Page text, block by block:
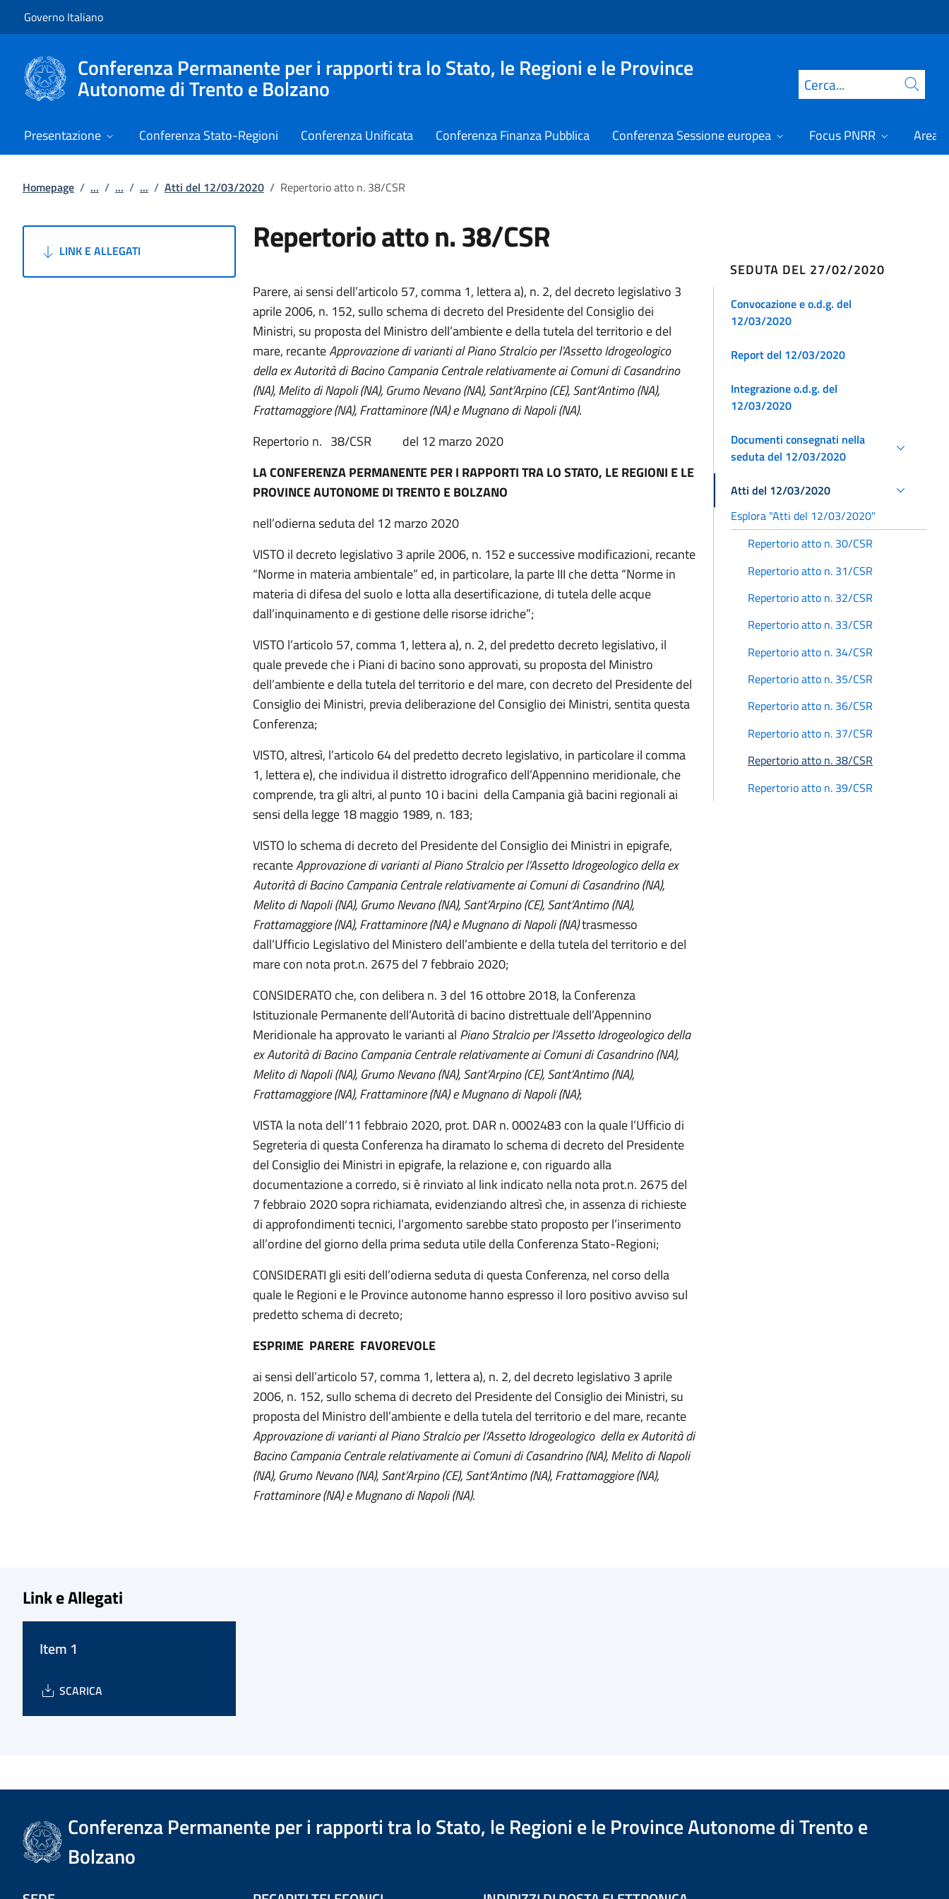
Governo Italiano
Conferenza Permanente per i rapporti tra lo Stato, le Regioni e le Province
Autonome di Trento e Bolzano Cerca
Presentazione Conferenza Stato-Regioni Conferenza Unificata Conferenza Finanza Pubblica Conferenza Sessione europea Focus PNRR Area
Homepage / ... / ... / ... / Atti del 12/03/2020 / Repertorio atto n. 38/CSR
LINK E ALLEGATI Repertorio atto n. 38/CSR
Parere, ai sensi dell’articolo 57, comma 1, lettera a), n. 2, del decreto legislativo 3
aprile 2006, n. 152, sullo schema di decreto del Presidente del Consiglio dei
Ministri, su proposta del Ministro dell’ambiente e della tutela del territorio e del
mare, recanteApprovazione di varianti al Piano Stralcio per l’Assetto Idrogeologico
della ex Autorità di Bacino Campania Centrale relativamente ai Comuni di Casandrino
(NA), Melito di Napoli (NA), Grumo Nevano (NA), Sant’Arpino (CE), Sant’Antimo (NA),
Frattamaggiore (NA), Frattaminore (NA) e Mugnano di Napoli (NA).
Repertorio n. 38/CSR del 12 marzo 2020
LA CONFERENZA PERMANENTE PER I RAPPORTI TRA LO STATO, LE REGIONI E LE
PROVINCE AUTONOME DI TRENTO E BOLZANO
nell’odierna seduta del 12 marzo 2020
VISTO il decreto legislativo 3 aprile 2006, n. 152 e successive modificazioni, recante
“Norme in materia ambientale” ed, in particolare, la parte III che detta “Norme in
materia di difesa del suolo e lotta alla desertificazione, di tutela delle acque
dall’inquinamento e di gestione delle risorse idriche”;
VISTO l’articolo 57, comma 1, lettera a), n. 2, del predetto decreto legislativo, il
quale prevede che i Piani di bacino sono approvati, su proposta del Ministro
dell’ambiente e della tutela del territorio e del mare, con decreto del Presidente del
Consiglio dei Ministri, previa deliberazione del Consiglio dei Ministri, sentita questa
Conferenza;
VISTO, altresì, l’articolo 64 del predetto decreto legislativo, in particolare il comma
1, lettera e), che individua il distretto idrografico dell’Appennino meridionale, che
comprende, tra gli altri, al punto 10 i bacini della Campania già bacini regionali ai
sensi della legge 18 maggio 1989, n. 183;
VISTO lo schema di decreto del Presidente del Consiglio dei Ministri in epigrafe,
recanteApprovazione di varianti al Piano Stralcio per l’Assetto Idrogeologico della ex
Autorità di Bacino Campania Centrale relativamente ai Comuni di Casandrino (NA),
Melito di Napoli (NA), Grumo Nevano (NA), Sant’Arpino (CE), Sant’Antimo (NA),
Frattamaggiore (NA), Frattaminore (NA) e Mugnano di Napoli (NA)trasmesso
dall’Ufficio Legislativo del Ministero dell’ambiente e della tutela del territorio e del
mare con nota prot.n. 2675 del 7 febbraio 2020;
CONSIDERATO che, con delibera n. 3 del 16 ottobre 2018, la Conferenza
Istituzionale Permanente dell’Autorità di bacino distrettuale dell’Appennino
Meridionale ha approvato le varianti al Piano Stralcio per l’Assetto Idrogeologico della
ex Autorità di Bacino Campania Centrale relativamente ai Comuni di Casandrino (NA),
Melito di Napoli (NA), Grumo Nevano (NA), Sant’Arpino (CE), Sant’Antimo (NA),
Frattamaggiore (NA), Frattaminore (NA) e Mugnano di Napoli (NA);
VISTA la nota dell’11 febbraio 2020, prot. DAR n. 0002483 con la quale l’Ufficio di
Segreteria di questa Conferenza ha diramato lo schema di decreto del Presidente
del Consiglio dei Ministri in epigrafe, la relazione e, con riguardo alla
documentazione a corredo, si è rinviato al link indicato nella nota prot.n. 2675 del
7 febbraio 2020 sopra richiamata, evidenziando altresì che, in assenza di richieste
di approfondimenti tecnici, l’argomento sarebbe stato proposto per l’inserimento
all’ordine del giorno della prima seduta utile della Conferenza Stato-Regioni;
CONSIDERATI gli esiti dell’odierna seduta di questa Conferenza, nel corso della
quale le Regioni e le Province autonome hanno espresso il loro positivo avviso sul
predetto schema di decreto;
ESPRIME PARERE FAVOREVOLE
ai sensi dell’articolo 57, comma 1, lettera a), n. 2, del decreto legislativo 3 aprile
2006, n. 152, sullo schema di decreto del Presidente del Consiglio dei Ministri, su
proposta del Ministro dell’ambiente e della tutela del territorio e del mare, recante
Approvazione di varianti al Piano Stralcio per l’Assetto Idrogeologico della ex Autorità di
Bacino Campania Centrale relativamente ai Comuni di Casandrino (NA), Melito di Napoli
(NA), Grumo Nevano (NA), Sant’Arpino (CE), Sant’Antimo (NA), Frattamaggiore (NA),
Frattaminore (NA) e Mugnano di Napoli (NA).
SEDUTA DEL 27/02/2020
Convocazione e o.d.g. del
12/03/2020
Report del 12/03/2020
Integrazione o.d.g. del
12/03/2020
Documenti consegnati nella
seduta del 12/03/2020
Atti del 12/03/2020
Esplora "Atti del 12/03/2020"
Repertorio atto n. 30/CSR
Repertorio atto n. 31/CSR
Repertorio atto n. 32/CSR
Repertorio atto n. 33/CSR
Repertorio atto n. 34/CSR
Repertorio atto n. 35/CSR
Repertorio atto n. 36/CSR
Repertorio atto n. 37/CSR
Repertorio atto n. 38/CSR
Repertorio atto n. 39/CSR
Link e Allegati
Item 1
SCARICA
Conferenza Permanente per i rapporti tra lo Stato, le Regioni e le Province Autonome di Trento e
Bolzano